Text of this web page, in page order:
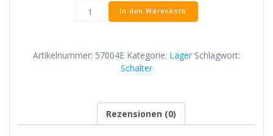
Altbau
In den Warenkorb
Artikelnummer: 57004E Kategorie: Lager Schlagwort:
Schalter
Rezensionen (0)